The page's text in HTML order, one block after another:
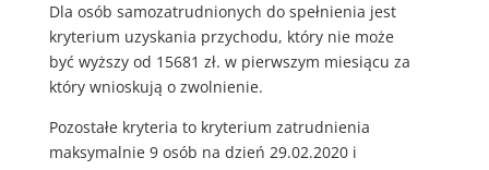
Dla osób samozatrudnionych do spełnienia jest
kryterium uzyskania przychodu, który nie może
być wyższy od 15681 zł. w pierwszym miesiącu za
który wnioskują o zwolnienie.
Pozostałe kryteria to kryterium zatrudnienia
maksymalnie 9 osób na dzień 29.02.2020 i